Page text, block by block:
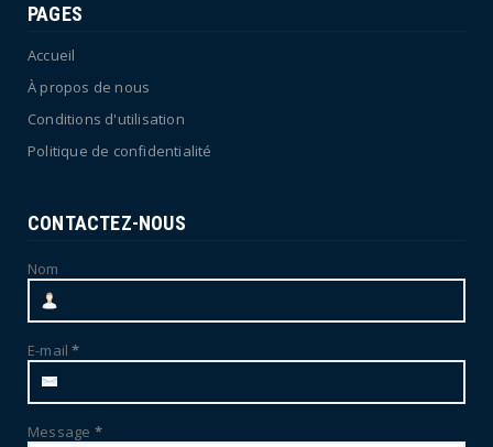
PAGES
Accueil
À propos de nous
Conditions d'utilisation
Politique de confidentialité
CONTACTEZ-NOUS
Nom
E-mail*
Message *